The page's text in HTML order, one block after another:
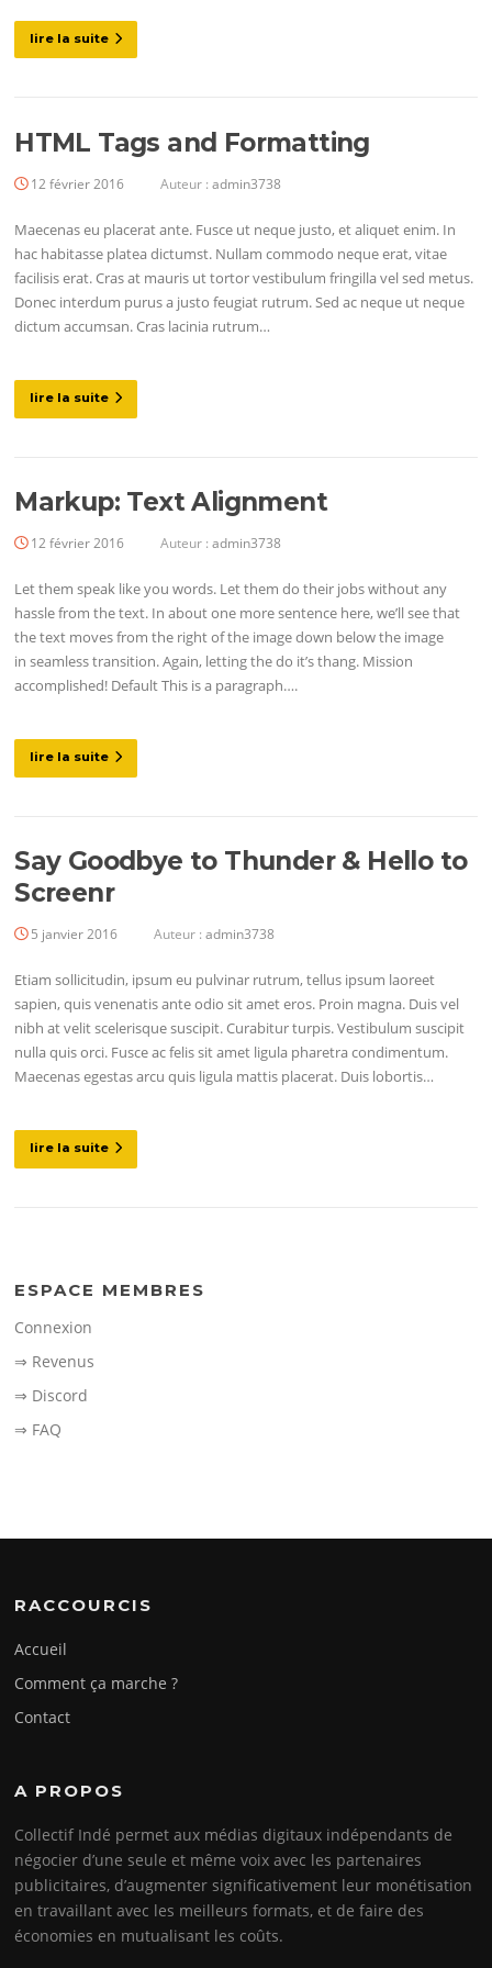
lire la suite
HTML Tags and Formatting
12 février 2016 Auteur :admin3738
Maecenas eu placerat ante. Fusce ut neque justo, et aliquet enim. In
hac habitasse platea dictumst. Nullam commodo neque erat, vitae
facilisis erat. Cras at mauris ut tortor vestibulum fringilla vel sed metus.
Donec interdum purus a justo feugiat rutrum. Sed ac neque ut neque
dictum accumsan. Cras lacinia rutrum…
lire la suite
Markup: Text Alignment
12 février 2016 Auteur :admin3738
Let them speak like you words. Let them do their jobs without any
hassle from the text. In about one more sentence here, we’ll see that
the text moves from the right of the image down below the image
in seamless transition. Again, letting the do it’s thang. Mission
accomplished! Default This is a paragraph….
lire la suite
Say Goodbye to Thunder & Hello to
Screenr
5 janvier 2016 Auteur :admin3738
Etiam sollicitudin, ipsum eu pulvinar rutrum, tellus ipsum laoreet
sapien, quis venenatis ante odio sit amet eros. Proin magna. Duis vel
nibh at velit scelerisque suscipit. Curabitur turpis. Vestibulum suscipit
nulla quis orci. Fusce ac felis sit amet ligula pharetra condimentum.
Maecenas egestas arcu quis ligula mattis placerat. Duis lobortis…
lire la suite
ESPACE MEMBRES
Connexion
⇒ Revenus
⇒ Discord
⇒ FAQ
RACCOURCIS
Accueil
Comment ça marche ?
Contact
A PROPOS
Collectif Indé permet aux médias digitaux indépendants de
négocier d’une seule et même voix avec les partenaires
publicitaires, d’augmenter significativement leur monétisation
en travaillant avec les meilleurs formats, et de faire des
économies en mutualisant les coûts.